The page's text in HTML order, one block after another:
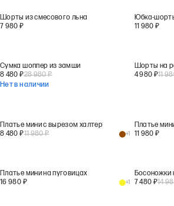
Шорты из смесового льна
7 980 ₽
Юбка-
11 980 ₽
Сумка шоппер из замши
8 480 ₽28 980₽
Нет в наличии
Шорты на
4 980 ₽11
Платье мини с вырезом халтер
8 480 ₽11 980₽ +1
Платье
11 980 ₽
Платье мини на пуговицах
16 980 ₽ +1
Босоножки
7 480 ₽14